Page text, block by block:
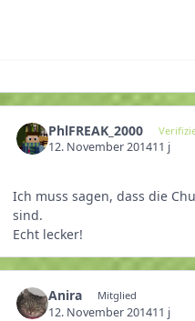
PhlFREAK_2000
12. November 201411 j
Ich muss sagen, dass die
sind.
Echt lecker!
Anira Mitglied
12. November 201411 j